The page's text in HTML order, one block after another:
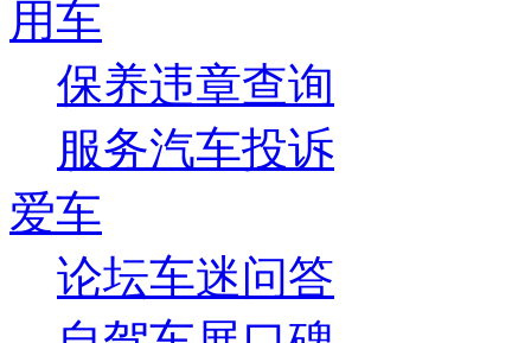
用车
保养违章查询
服务汽车投诉
爱车
论坛车迷问答